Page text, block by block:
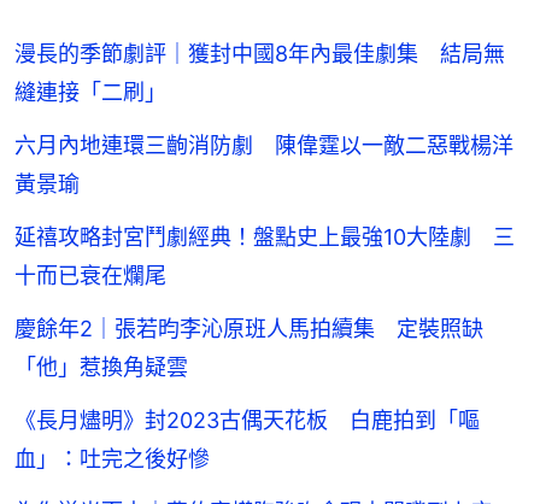
漫長的季節劇評｜獲封中國8年內最佳劇集 結局無
縫連接「二刷」
六月內地連環三齣消防劇 陳偉霆以一敵二惡戰楊洋
黃景瑜
延禧攻略封宮鬥劇經典！盤點史上最強10大陸劇 三
十而已衰在爛尾
慶餘年2｜張若昀李沁原班人馬拍續集 定裝照缺
「他」惹換角疑雲
《長月燼明》封2023古偶天花板 白鹿拍到「嘔
血」：吐完之後好慘